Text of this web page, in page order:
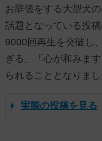
お辞儀をする大型犬
話題となっている投
9000回再生を突破し
ぎる」「心が和みま
られることとなりまし
実際の投稿を見る